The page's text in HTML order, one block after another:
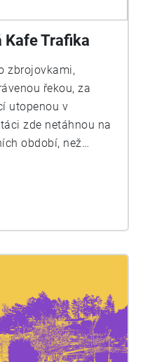
Kafe Trafika
zbrojovkami,
řekou, za
utopenou v
zde netáhnou na
období, než
léto, babí léto,
jak to známe i my,